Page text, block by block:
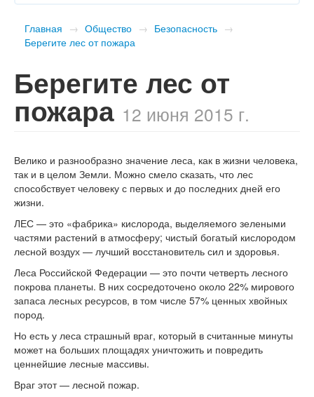
Главная → Общество → Безопасность →
Берегите лес от пожара
Берегите лес от
пожара 12 июня 2015 г.
Велико и разнообразно значение леса, как в жизни человека,
так и в целом Земли. Можно смело сказать, что лес
способствует человеку с первых и до последних дней его
жизни.
ЛЕС — это «фабрика» кислорода, выделяемого зелеными
частями растений в атмосферу; чистый богатый кислородом
лесной воздух — лучший восстановитель сил и здоровья.
Леса Российской Федерации — это почти четверть лесного
покрова планеты. В них сосредоточено около 22% мирового
запаса лесных ресурсов, в том числе 57% ценных хвойных
пород.
Но есть у леса страшный враг, который в считанные минуты
может на больших площадях уничтожить и повредить
ценнейшие лесные массивы.
Враг этот — лесной пожар.